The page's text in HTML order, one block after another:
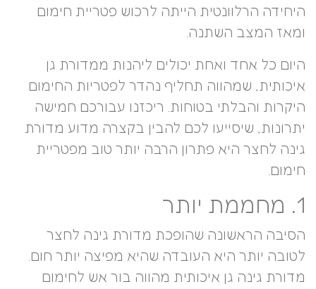
היחידה הרלוונטית הייתה לרכוש פטריית חימום
ומאז המצב השתנה.
היום כל אחד ואחת יכולים ליהנות ממדורת גן
איכותית, שמהווה תחליף נהדר לפטריות החימום
היקרות והבלתי בטוחות. ריכזנו עבורכם חמישה
יתרונות, שיסייעו לכם להבין בקצרה מדוע מדורת
גינה לחצר היא פתרון הרבה יותר טוב מפטריית
חימום.
1. מחממת יותר
הסיבה הראשונה שהופכת מדורת גינה לחצר
לטובה יותר היא העובדה שהיא מפיצה יותר חום.
מדורת גינה גן איכותית מהווה בור אש לחימום